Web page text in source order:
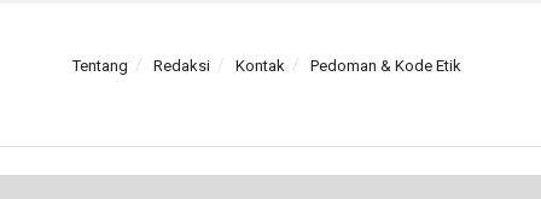
Tentang Redaksi Kontak Pedoman & Kode Etik